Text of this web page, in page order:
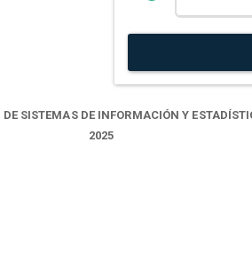
SISTEMAS DE INFORMACIÓN Y
2025